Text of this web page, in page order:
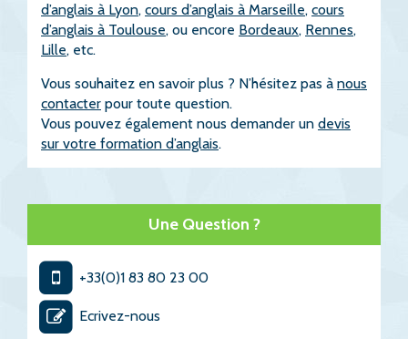
d’anglais à Lyon, cours d’anglais à Marseille, cours
d’anglais à Toulouse, ou encore Bordeaux, Rennes,
Lille, etc.
Vous souhaitez en savoir plus ? N’hésitez pas à nous
contacter pour toute question.
Vous pouvez également nous demander un devis
sur votre formation d’anglais.
Une Question ?
+33(0)1 83 80 23 00
Ecrivez-nous